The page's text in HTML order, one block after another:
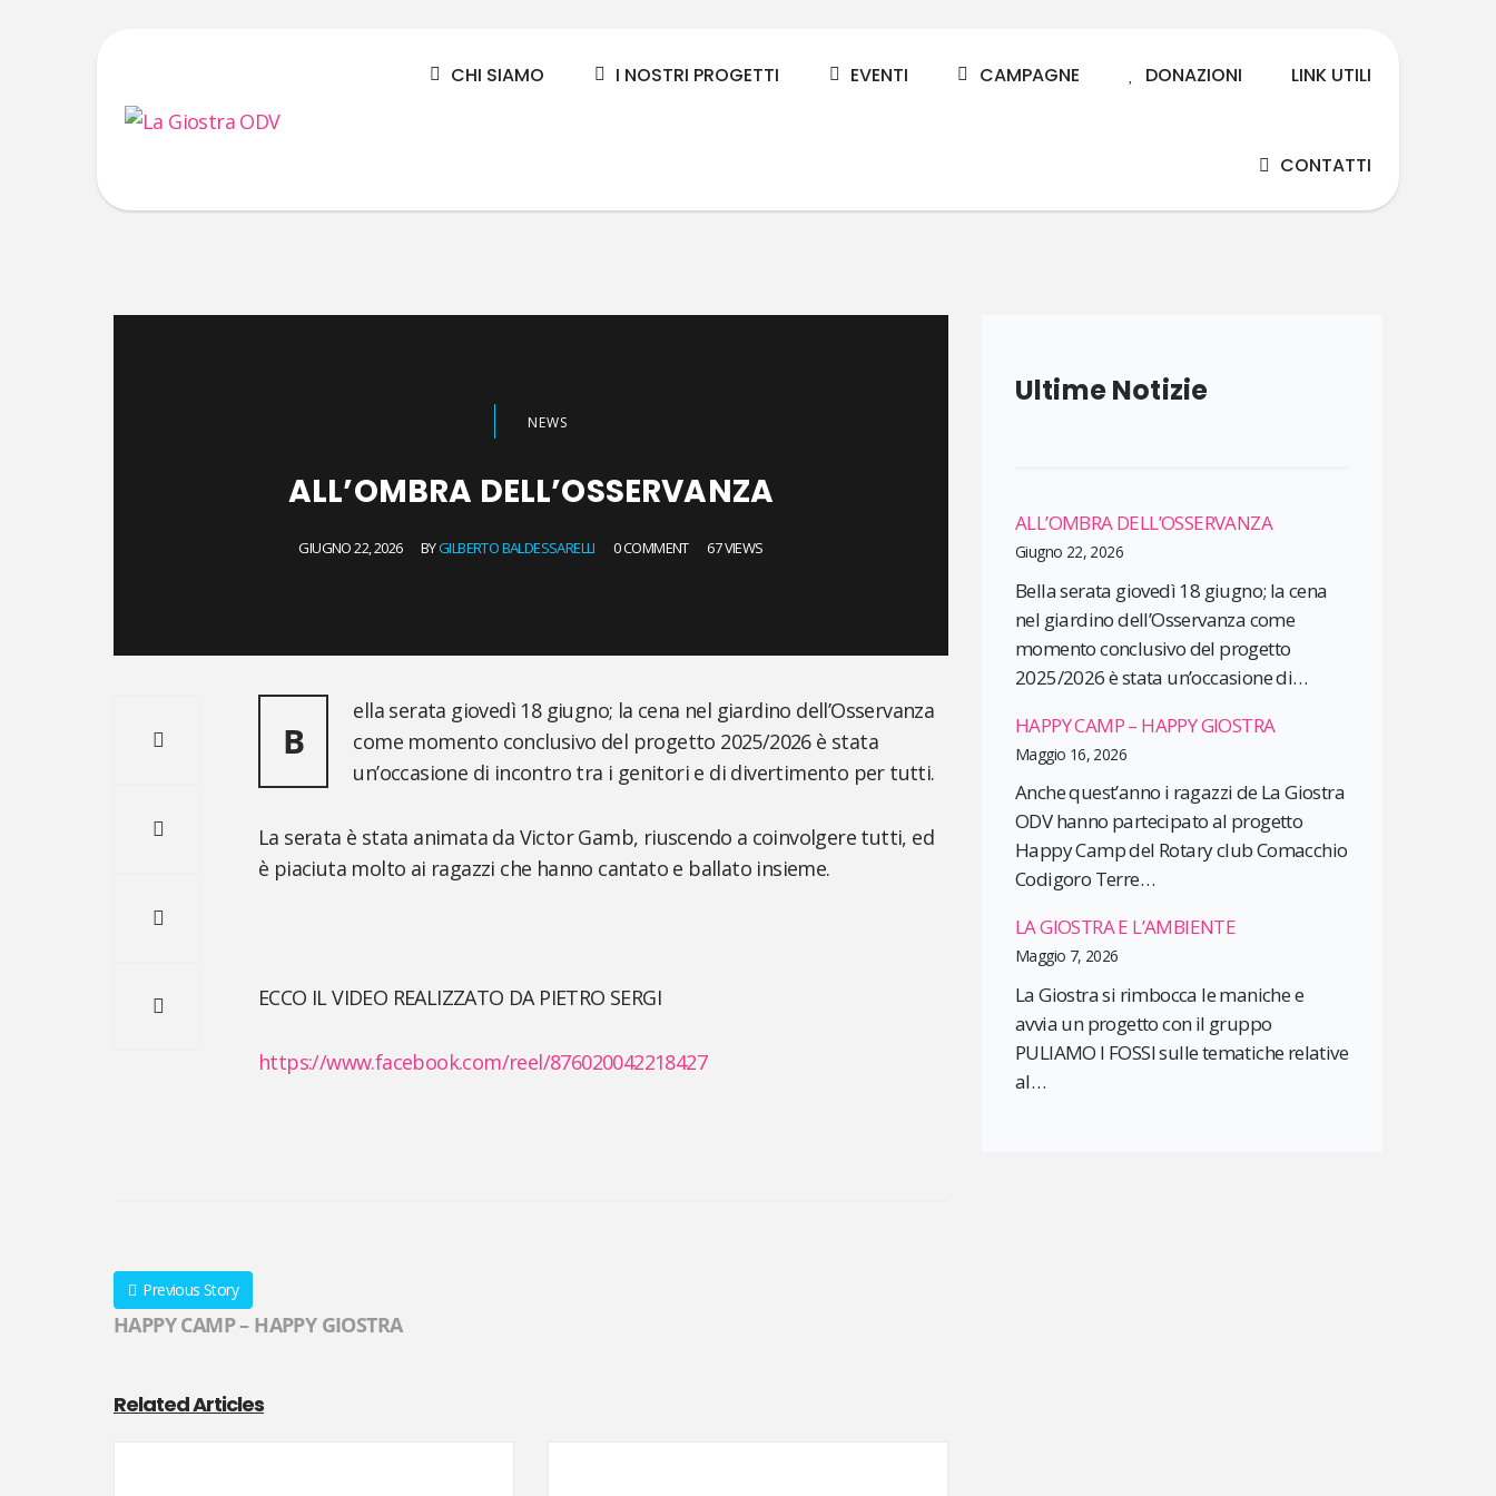
CHI SIAMO I NOSTRI PROGETTI EVENTI CAMPAGNE DONAZIONI LINK UTILI
CONTATTI
NEWS
ALL’OMBRA DELL’OSSERVANZA
GIUGNO 22, 2026 BYGILBERTO BALDESSARELLI 0 COMMENT 67 VIEWS
B
ella serata giovedì 18 giugno; la cena nel giardino dell’Osservanza
come momento conclusivo del progetto 2025/2026 è stata
un’occasione di incontro tra i genitori e di divertimento per tutti.
La serata è stata animata da Victor Gamb, riuscendo a coinvolgere tutti, ed
è piaciuta molto ai ragazzi che hanno cantato e ballato insieme.
ECCO IL VIDEO REALIZZATO DA PIETRO SERGI
https://www.facebook.com/reel/876020042218427
Previous Story
HAPPY CAMP – HAPPY GIOSTRA
Related Articles
Ultime Notizie
ALL’OMBRA DELL’OSSERVANZA
Giugno 22, 2026
Bella serata giovedì 18 giugno; la cena
nel giardino dell’Osservanza come
momento conclusivo del progetto
2025/2026 è stata un’occasione di…
HAPPY CAMP – HAPPY GIOSTRA
Maggio 16, 2026
Anche quest’anno i ragazzi de La Giostra
ODV hanno partecipato al progetto
Happy Camp del Rotary club Comacchio
Codigoro Terre…
LA GIOSTRA E L’AMBIENTE
Maggio 7, 2026
La Giostra si rimbocca le maniche e
avvia un progetto con il gruppo
PULIAMO I FOSSI sulle tematiche relative
al…